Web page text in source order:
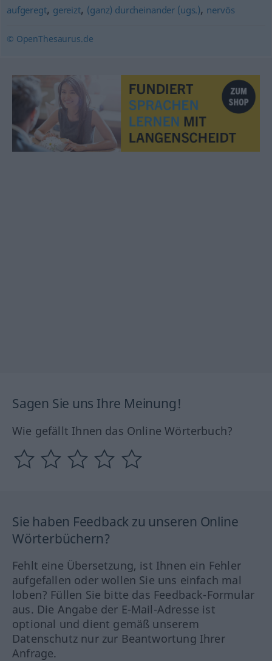
aufgeregt, gereizt, (ganz) durcheinander (ugs.), nervös
© OpenThesaurus.de
Sagen Sie uns Ihre Meinung!
Wie gefällt Ihnen das Online Wörterbuch?
Sie haben Feedback zu unseren Online
Wörterbüchern?
Fehlt eine Übersetzung, ist Ihnen ein Fehler
aufgefallen oder wollen Sie uns einfach mal
loben? Füllen Sie bitte das Feedback-Formular
aus. Die Angabe der E-Mail-Adresse ist
optional und dient gemäß unserem
Datenschutz nur zur Beantwortung Ihrer
Anfrage.